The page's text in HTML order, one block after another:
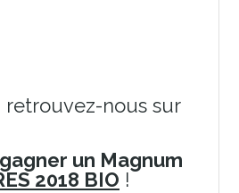
retrouvez-nous sur
un Magnum
2018 BIO !